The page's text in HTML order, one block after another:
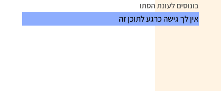
בונוסים לעונת הסתו
אין לך גישה כרגע לתוכן זה